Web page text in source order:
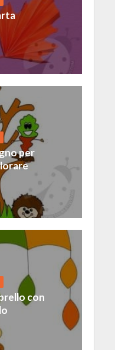
per
con